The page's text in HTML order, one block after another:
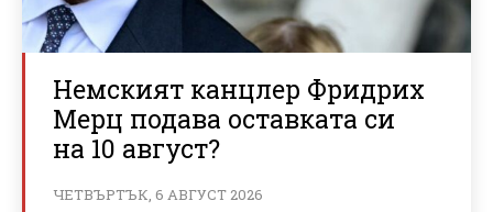
Немският канцлер Фридрих
Мерц подава оставката си
на 10 август?
ЧЕТВЪРТЪК, 6 АВГУСТ 2026